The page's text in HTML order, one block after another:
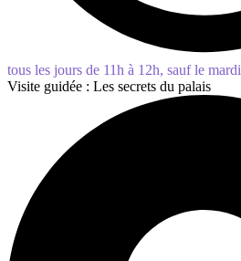
tous les jours de 11h à 12h, sauf le mardi
Visite guidée : Les secrets du palais